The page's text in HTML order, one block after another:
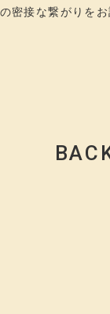
密接な繋がりを